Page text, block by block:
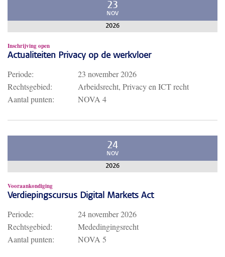
23
NOV
2026
Inschrijving open
Actualiteiten Privacy op de werkvloer
Periode:
23 november 2026
Rechtsgebied:
Arbeidsrecht, Privacy en ICT recht
Aantal punten:
NOVA 4
24
NOV
2026
Vooraankondiging
Verdiepingscursus Digital Markets Act
Periode:
24 november 2026
Rechtsgebied:
Mededingingsrecht
Aantal punten:
NOVA 5